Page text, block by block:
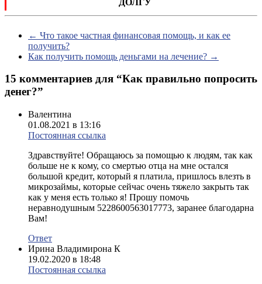
← Что такое частная финансовая помощь, и как ее
получить?
Как получить помощь деньгами на лечение? →
15 комментариев для “Как правильно попросить
денег?”
Валентина
01.08.2021 в 13:16
Постоянная ссылка
Здравствуйте! Обращаюсь за помощью к людям, так как
больше не к кому, со смертью отца на мне остался
большой кредит, который я платила, пришлось влезть в
микрозаймы, которые сейчас очень тяжело закрыть так
как у меня есть только я! Прошу помочь
неравнодушным 5228600563017773, заранее благодарна
Вам!
Ответ
Ирина Владимирона К
19.02.2020 в 18:48
Постоянная ссылка